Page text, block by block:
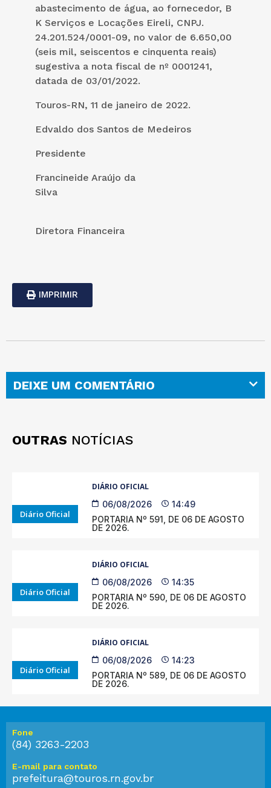
abastecimento de água, ao fornecedor, B
K Serviços e Locações Eireli, CNPJ.
24.201.524/0001-09, no valor de 6.650,00
(seis mil, seiscentos e cinquenta reais)
sugestiva a nota fiscal de nº 0001241,
datada de 03/01/2022.
Touros-RN, 11 de janeiro de 2022.
Edvaldo dos Santos de Medeiros
Presidente
Francineide Araújo da
Silva
Diretora Financeira
IMPRIMIR
DEIXE UM COMENTÁRIO
OUTRAS NOTÍCIAS
Diário Oficial
DIÁRIO OFICIAL
06/08/2026
14:49
PORTARIA Nº 591, DE 06 DE AGOSTO
DE 2026.
Diário Oficial
DIÁRIO OFICIAL
06/08/2026
14:35
PORTARIA Nº 590, DE 06 DE AGOSTO
DE 2026.
Diário Oficial
DIÁRIO OFICIAL
06/08/2026
14:23
PORTARIA Nº 589, DE 06 DE AGOSTO
DE 2026.
Fone
(84) 3263-2203
E-mail para contato
prefeitura@touros.rn.gov.br